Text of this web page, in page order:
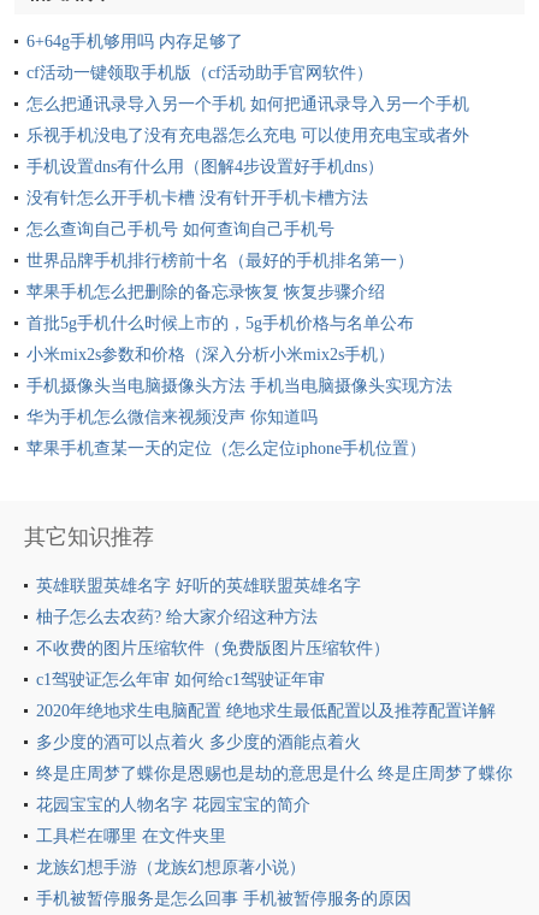
6+64g手机够用吗 内存足够了
cf活动一键领取手机版（cf活动助手官网软件）
怎么把通讯录导入另一个手机 如何把通讯录导入另一个手机
乐视手机没电了没有充电器怎么充电 可以使用充电宝或者外
挂电池对手机充电
手机设置dns有什么用（图解4步设置好手机dns）
没有针怎么开手机卡槽 没有针开手机卡槽方法
怎么查询自己手机号 如何查询自己手机号
世界品牌手机排行榜前十名（最好的手机排名第一）
苹果手机怎么把删除的备忘录恢复 恢复步骤介绍
首批5g手机什么时候上市的，5g手机价格与名单公布
小米mix2s参数和价格（深入分析小米mix2s手机）
手机摄像头当电脑摄像头方法 手机当电脑摄像头实现方法
华为手机怎么微信来视频没声 你知道吗
苹果手机查某一天的定位（怎么定位iphone手机位置）
其它知识推荐
英雄联盟英雄名字 好听的英雄联盟英雄名字
柚子怎么去农药? 给大家介绍这种方法
不收费的图片压缩软件（免费版图片压缩软件）
c1驾驶证怎么年审 如何给c1驾驶证年审
2020年绝地求生电脑配置 绝地求生最低配置以及推荐配置详解
多少度的酒可以点着火 多少度的酒能点着火
终是庄周梦了蝶你是恩赐也是劫的意思是什么 终是庄周梦了蝶你
是恩赐也是劫的含义
花园宝宝的人物名字 花园宝宝的简介
工具栏在哪里 在文件夹里
龙族幻想手游（龙族幻想原著小说）
手机被暂停服务是怎么回事 手机被暂停服务的原因